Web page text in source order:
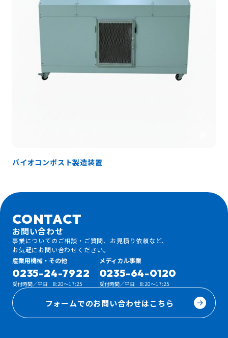
バイオコンポスト製造装置
CONTACT
お問い合わせ
事業についてのご相談・ご質問、お見積り依頼など、
お気軽にお問い合わせください。
産業用機械・その他
0235-24-7922
受付時間／平日 8:20～17:25
メディカル事業
0235-64-0120
受付時間／平日 8:20～17:25
フォームでのお問い合わせはこちら